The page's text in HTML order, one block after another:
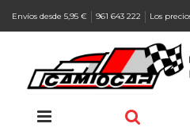
Envíos desde 5,95 € 961 643 222 Los